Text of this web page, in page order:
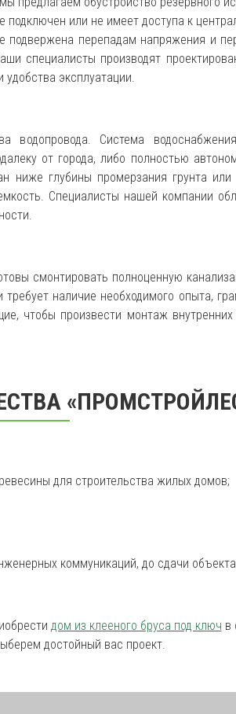
или не имеет доступа к
подвержена перепадам напряжения и
специалисты производят
эксплуатации.
водопровода. Система
от города, либо полностью
глубины промерзания грунта или
Специалисты нашей компании
смонтировать полноценную
наличие необходимого опыта,
чтобы произвести монтаж
для строительства жилых домов;
коммуникаций, до сдачи
дом из клееного бруса под ключ в
достойный вас проект.